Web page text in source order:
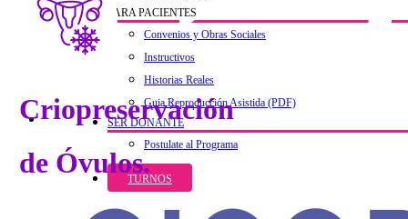
PARA PACIENTES
Convenios y Obras Sociales
Instructivos
Historias Reales
Guia Reproducción Asistida (PDF)
SER DONANTE
Postulate al Programa
TURNOS
Criopreservación
de Óvulos.